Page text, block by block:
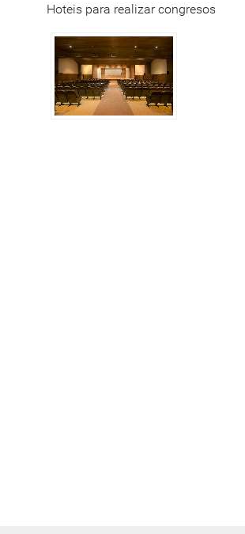
Hoteis para realizar congresos